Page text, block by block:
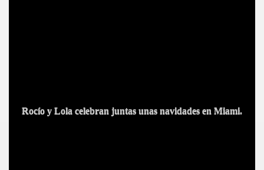
Rocío y Lola celebran juntas unas navidades en Miami.